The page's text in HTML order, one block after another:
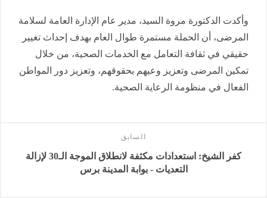
وأكدت الدكتورة مروة السيد، مدير عام الإدارة العامة لسلامة
المرضى، أن الحملة مستمرة طوال العام بهدف إحداث تغيير
حقيقي في ثقافة التعامل مع الخدمات الصحية، من خلال
تمكين المرضى وتعزيز وعيهم بحقوقهم، وتعزيز دور المواطن
الفعال في منظومة الرعاية الصحية.
السابق
كفر الشيخ: استعدادات مكثفة لانطلاق الموجة الـ30 لإزالة
التعديات - بوابة المدينة برس